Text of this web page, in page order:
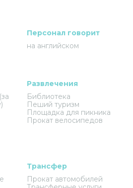
Персонал говорит
на английском
Развлечения
Библиотека
Пеший туризм
Площадка для пикника
Прокат велосипедов
Трансфер
Прокат автомобилей